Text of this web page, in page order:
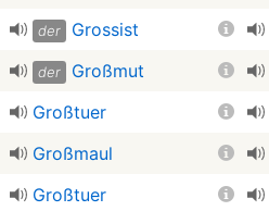
der Grossist
der Großmut
Großtuer
Großmaul
Großtuer